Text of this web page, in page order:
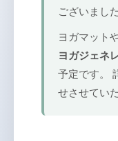
ございました
ヨガマット
ヨガジェネ
予定です。
せさせてい